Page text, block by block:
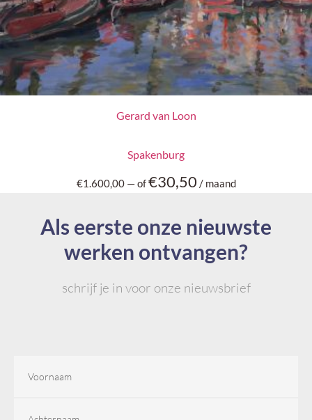
Gerard van Loon
Spakenburg
€1.600,00 —of€30,50 / maand
Als eerste onze nieuwste
werken ontvangen?
schrijf je in voor onze nieuwsbrief